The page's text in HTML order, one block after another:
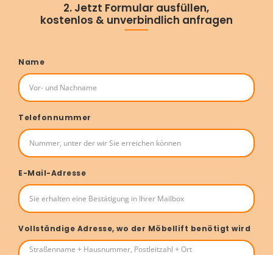
2. Jetzt Formular ausfüllen,
kostenlos & unverbindlich anfragen
Name
Telefonnummer
E-Mail-Adresse
Vollständige Adresse, wo der Möbellift benötigt wird